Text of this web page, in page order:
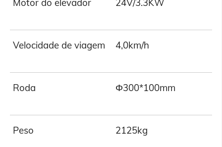
Motor do elevador 24V/3.3KW
Velocidade de viagem 4,0km/h
Roda Φ300*100mm
Peso 2125kg